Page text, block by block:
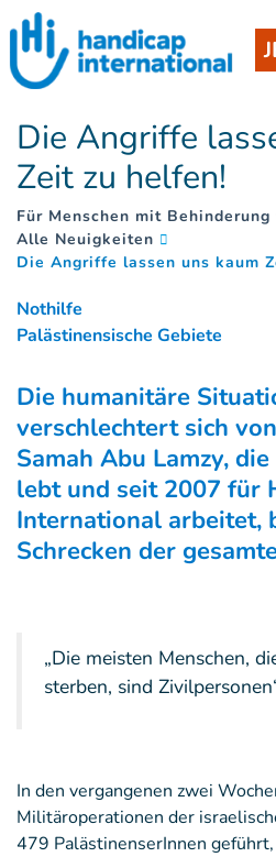
Die Angriffe
Zeit zu helfen!
Für Menschen mit
Alle Neuigkeiten
Die Angriffe lassen uns kaum
Nothilfe
Palästinensische Gebiete
Die humanitäre
verschlechtert sich
Samah Abu Lamzy,
lebt und seit 2007 für
International arbeitet,
Schrecken der
„Die meisten Menschen,
sterben, sind
In den vergangenen zwei
Militäroperationen der
479 PalästinenserInnen